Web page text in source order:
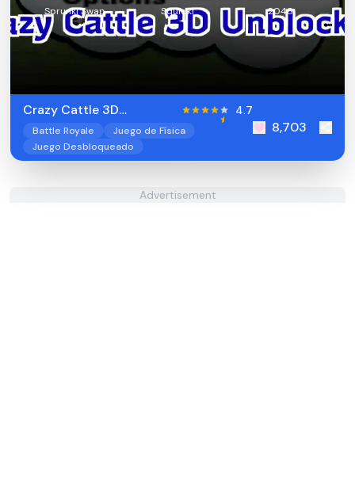
Sprunki Swap Squidki 2048
Crazy Cattle 3D
Unblocked
4.7
Battle Royale
Juego de Física
Juego Desbloqueado
8,703
Advertisement